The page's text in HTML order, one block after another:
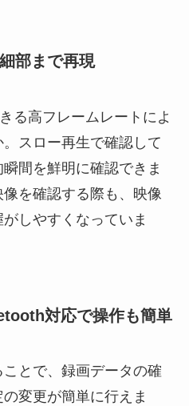
部まで再現
る高フレームレートによ
スロー再生で確認して
間を鮮明に確認できま
を確認する際も、映像
しやすくなっていま
対応で操作も簡単
とで、録画データの確
変更が簡単に行えま